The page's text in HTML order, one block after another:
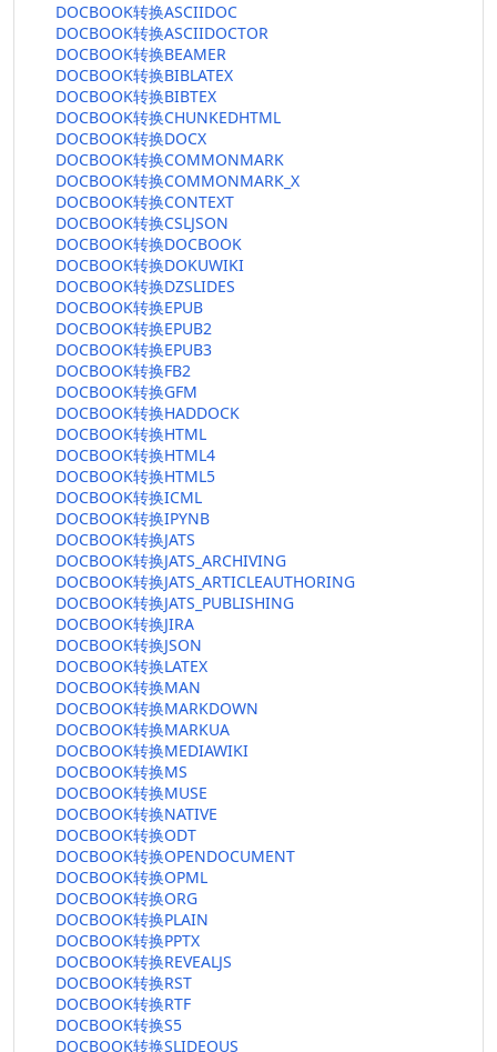
DOCBOOK转换ASCIIDOC
DOCBOOK转换ASCIIDOCTOR
DOCBOOK转换BEAMER
DOCBOOK转换BIBLATEX
DOCBOOK转换BIBTEX
DOCBOOK转换CHUNKEDHTML
DOCBOOK转换DOCX
DOCBOOK转换COMMONMARK
DOCBOOK转换COMMONMARK_X
DOCBOOK转换CONTEXT
DOCBOOK转换CSLJSON
DOCBOOK转换DOCBOOK
DOCBOOK转换DOKUWIKI
DOCBOOK转换DZSLIDES
DOCBOOK转换EPUB
DOCBOOK转换EPUB2
DOCBOOK转换EPUB3
DOCBOOK转换FB2
DOCBOOK转换GFM
DOCBOOK转换HADDOCK
DOCBOOK转换HTML
DOCBOOK转换HTML4
DOCBOOK转换HTML5
DOCBOOK转换ICML
DOCBOOK转换IPYNB
DOCBOOK转换JATS
DOCBOOK转换JATS_ARCHIVING
DOCBOOK转换JATS_ARTICLEAUTHORING
DOCBOOK转换JATS_PUBLISHING
DOCBOOK转换JIRA
DOCBOOK转换JSON
DOCBOOK转换LATEX
DOCBOOK转换MAN
DOCBOOK转换MARKDOWN
DOCBOOK转换MARKUA
DOCBOOK转换MEDIAWIKI
DOCBOOK转换MS
DOCBOOK转换MUSE
DOCBOOK转换NATIVE
DOCBOOK转换ODT
DOCBOOK转换OPENDOCUMENT
DOCBOOK转换OPML
DOCBOOK转换ORG
DOCBOOK转换PLAIN
DOCBOOK转换PPTX
DOCBOOK转换REVEALJS
DOCBOOK转换RST
DOCBOOK转换RTF
DOCBOOK转换S5
DOCBOOK转换SLIDEOUS